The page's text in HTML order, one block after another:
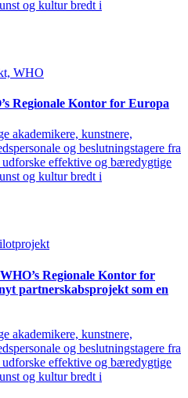
og kultur bredt i
WHO
Regionale Kontor for Europa
akademikere, kunstnere,
og beslutningstagere fra
effektive og bæredygtige
og kultur bredt i
Regionale Kontor for
partnerskabsprojekt som en
akademikere, kunstnere,
og beslutningstagere fra
effektive og bæredygtige
og kultur bredt i